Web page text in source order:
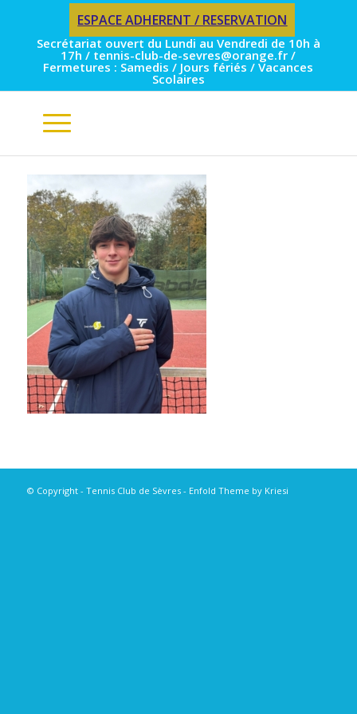
ESPACE ADHERENT / RESERVATION
Secrétariat ouvert du Lundi au Vendredi de 10h à
17h / tennis-club-de-sevres@orange.fr /
Fermetures : Samedis / Jours fériés / Vacances
Scolaires
© Copyright - Tennis Club de Sèvres - Enfold Theme by Kriesi